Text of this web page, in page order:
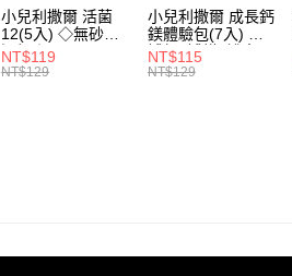
🏆新會員免運｜明星商品推薦
小兒利撒爾 活菌
12(5入) ◇無砂糖
添加◇
NT$119
NT$129
小兒利撒爾 成長鈣
鎂體驗包(7入) ◇
補鈣+補鎂+護齒配
方◇
NT$115
NT$129